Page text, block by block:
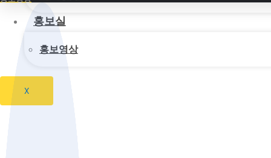
홍보실
홍보영상
X
4. 개인정보의 제3자 제공에 관한 사항
과하여 처리하거나 제3자에게 제공하지 않습니다.